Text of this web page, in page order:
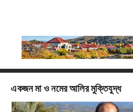
একজন মা ও নমের আলির মুক্তিযুদ্ধ